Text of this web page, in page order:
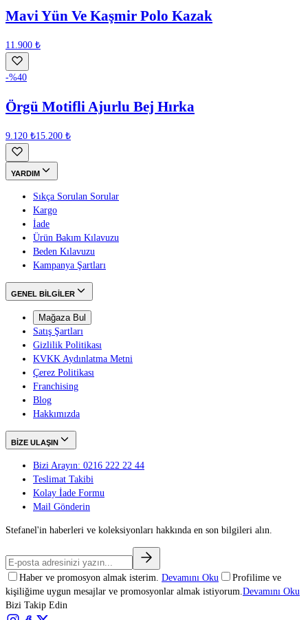
Mavi Yün Ve Kaşmir Polo Kazak
11.900 ₺
-%40
Örgü Motifli Ajurlu Bej Hırka
9.120 ₺15.200 ₺
YARDIM
Sıkça Sorulan Sorular
Kargo
İade
Ürün Bakım Kılavuzu
Beden Kılavuzu
Kampanya Şartları
GENEL BİLGİLER
Mağaza Bul
Satış Şartları
Gizlilik Politikası
KVKK Aydınlatma Metni
Çerez Politikası
Franchising
Blog
Hakkımızda
BİZE ULAŞIN
Bizi Arayın: 0216 222 22 44
Teslimat Takibi
Kolay İade Formu
Mail Gönderin
Stefanel'in haberleri ve koleksiyonları hakkında en son bilgileri alın.
Haber ve promosyon almak isterim. Devamını Oku
Profilime ve
kişiliğime uygun mesajlar ve promosyonlar almak istiyorum. Devamını Oku
Bizi Takip Edin